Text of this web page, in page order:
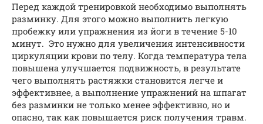
Перед каждой тренировкой необходимо выполнять
разминку. Для этого можно выполнить легкую
пробежку или упражнения из йоги в течение 5-10
минут. Это нужно для увеличения интенсивности
циркуляции крови по телу. Когда температура тела
повышена улучшается подвижность, в результате
чего выполнять растяжки становится легче и
эффективнее, а выполнение упражнений на шпагат
без разминки не только менее эффективно, но и
опасно, так как повышается риск получения травм.